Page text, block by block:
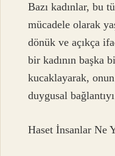
Bazı kadınlar, bu
mücadele olarak
dönük ve açıkça
bir kadının başka
kucaklayarak, onun
duygusal
Haset İnsanlar Ne